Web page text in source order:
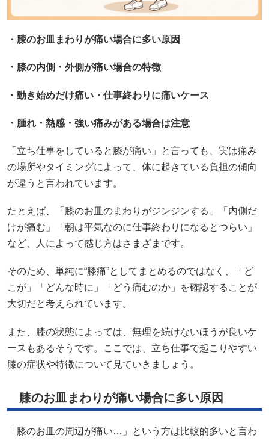
・膝のお皿まわりが痛い場合に多い原因
・膝の内側・外側が痛い場合の特徴
・動き始めだけ痛い・仕事終わりに痛いケース
・腫れ・熱感・強い痛みがある場合は注意
「立ち仕事をしていると膝が痛い」と言っても、実は痛み
の場所やタイミングによって、体に起きている負担の傾向
が違うと言われています。
たとえば、「膝のお皿のまわりがジンジンする」「内側だ
けが痛む」「朝は平気なのに仕事終わりになるとつらい」
など、人によって感じ方はさまざまです。
そのため、単純に“膝痛”としてまとめるのではなく、「ど
こが」「どんな時に」「どう痛むのか」を確認することが
大切だと考えられています。
また、膝の状態によっては、無理を続けないほうが良いケ
ースもあるそうです。ここでは、立ち仕事で起こりやすい
膝の症状や特徴について見ていきましょう。
膝のお皿まわりが痛い場合に多い原因
「膝のお皿の周辺が痛い…」という方は比較的多いと言わ